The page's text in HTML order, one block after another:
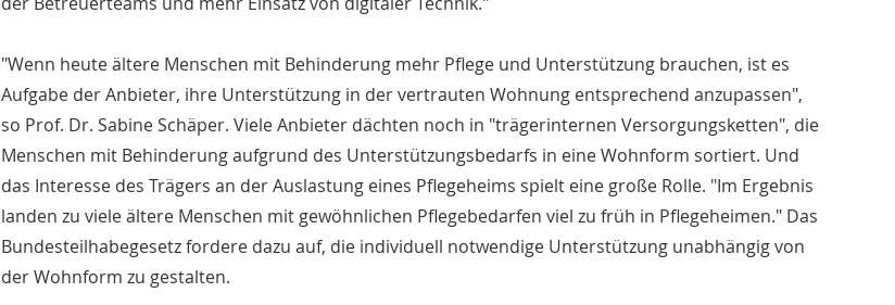
"Wenn heute ältere Menschen mit Behinderung mehr Pflege und Unterstützung brauchen, ist es
Aufgabe der Anbieter, ihre Unterstützung in der vertrauten Wohnung entsprechend anzupassen",
so Prof. Dr. Sabine Schäper. Viele Anbieter dächten noch in "trägerinternen Versorgungsketten", die
Menschen mit Behinderung aufgrund des Unterstützungsbedarfs in eine Wohnform sortiert. Und
das Interesse des Trägers an der Auslastung eines Pflegeheims spielt eine große Rolle. "Im Ergebnis
landen zu viele ältere Menschen mit gewöhnlichen Pflegebedarfen viel zu früh in Pflegeheimen." Das
Bundesteilhabegesetz fordere dazu auf, die individuell notwendige Unterstützung unabhängig von
der Wohnform zu gestalten.